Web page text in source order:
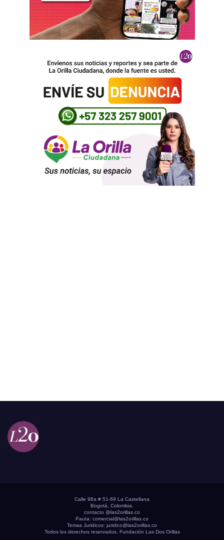
Calle 98a # 51-69 La Castellana
Bogotá, Colombia.
contacto @las2orillas.co
Pauta: comercial@las2orillas.co
Temas Juridicos: juridico@las2orillas.co
Todos los derechos reservados. Fundación Las Dos Orillas